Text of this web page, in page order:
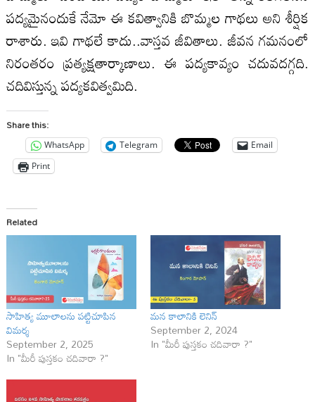
పద్యమైనందుకే నేమో ఈ కవిత్వానికి బొమ్మల గాథలు అని శీర్షిక
రాశారు. ఇవి గాథలే కాదు..వాస్తవ జీవితాలు. జీవన గమనంలో
నిరంతరం ప్రత్యక్షతార్కాణాలు. ఈ పద్యకావ్యం చదువదగ్గది.
చదివిస్తున్న పద్యకవిత్వమిది.
Share this:
WhatsApp Telegram
Email
Print
Related
సాహిత్య మూలాలను పట్టిచూపిన
విమర్శ
September 2, 2025
In "మీరీ పుస్తకం చదివారా ?"
మన కాలానికి లెనిన్
September 2, 2024
In "మీరీ పుస్తకం చదివారా ?"